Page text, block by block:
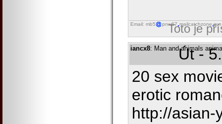
Email: mb5 pnw67 mailcatchzone run
Toto je
iancx8: Man and animals
Út -
20 sex
erotic
http://asian-